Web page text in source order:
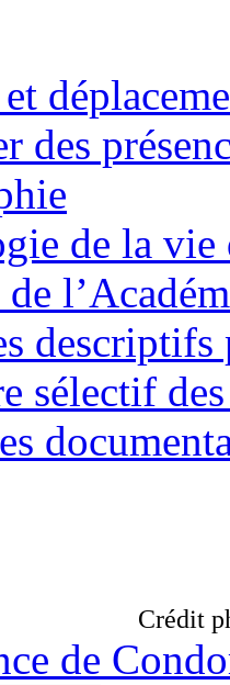
des
de la vie
descriptifs
sélectif
Crédit
de